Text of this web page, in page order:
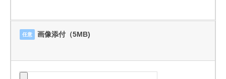
任意 画像添付（5MB)